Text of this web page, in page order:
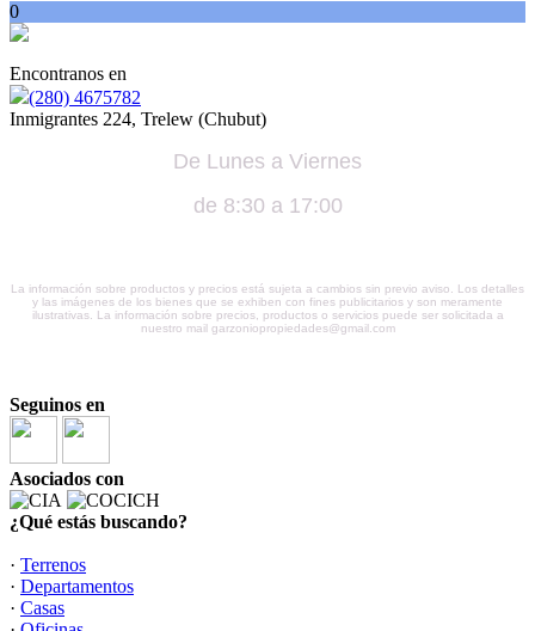
0
Encontranos en
(280) 4675782
Inmigrantes 224, Trelew (Chubut)
De Lunes a Viernes
de 8:30 a 17:00
La información sobre productos y precios está sujeta a cambios sin previo aviso. Los detalles
y las imágenes de los bienes que se exhiben con fines publicitarios y son meramente
ilustrativas. La información sobre precios, productos o servicios puede ser solicitada a
nuestro mail garzoniopropiedades@gmail.com
Seguinos en
Asociados con
¿Qué estás buscando?
· Terrenos
· Departamentos
· Casas